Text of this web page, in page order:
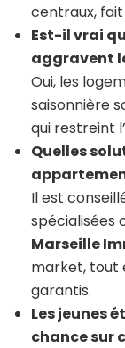
centraux,
Est-il vrai
aggravent
Oui, les
saisonnière
qui restreint
Quelles
Il est
spécialisées
Marseille
market, tout
garantis.
Les jeunes
chance sur